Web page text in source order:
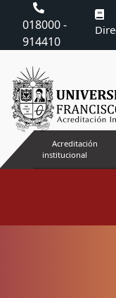
018000 -
914410
Acreditación
institucional